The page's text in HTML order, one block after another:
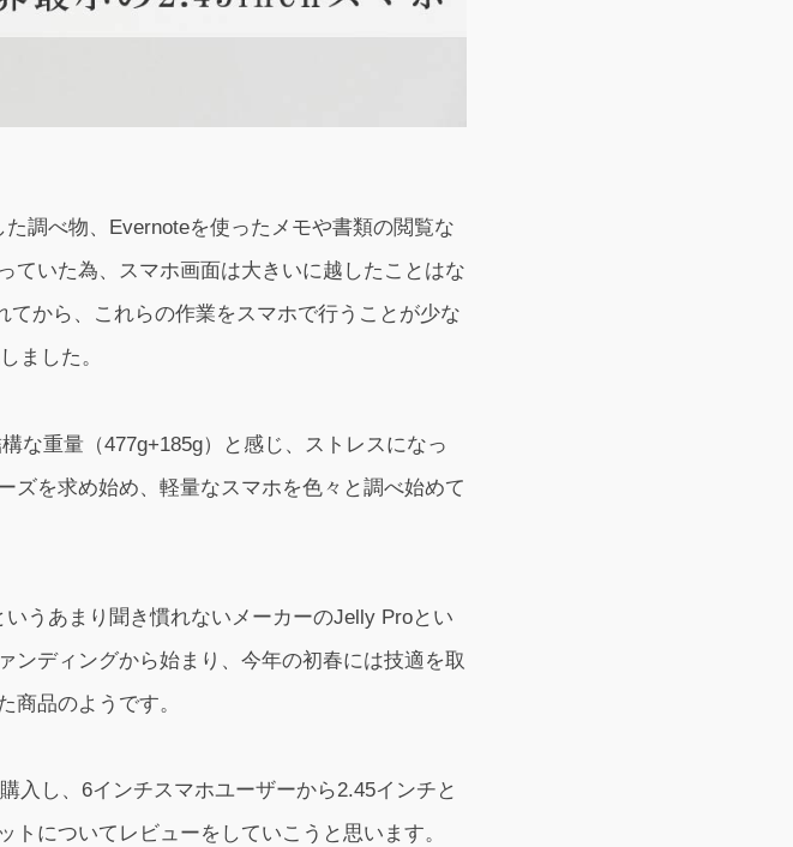
調べ物、Evernoteを使ったメモや書類の閲覧な
ていた為、スマホ画面は大きいに越したことはな
から、これらの作業をスマホで行うことが少な
ました。
な重量（477g+185g）と感じ、ストレスになっ
ズを求め始め、軽量なスマホを色々と調べ始めて
うあまり聞き慣れないメーカーのJelly Proとい
ンディングから始まり、今年の初春には技適を取
商品のようです。
入し、6インチスマホユーザーから2.45インチと
についてレビューをしていこうと思います。